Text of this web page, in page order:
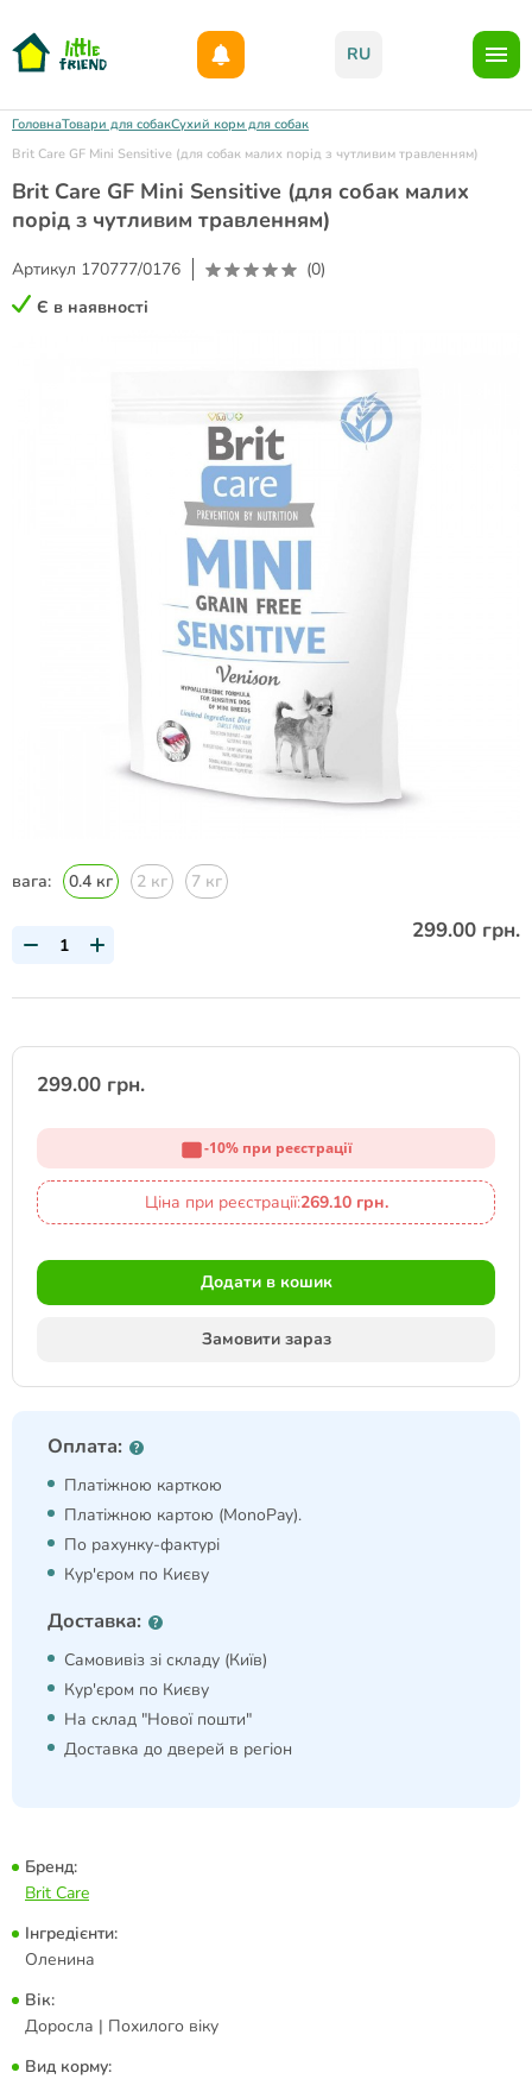
RU
ГоловнаТовари для собакСухий корм для собак
Brit Care GF Mini Sensitive (для собак малих порід з чутливим травленням)
Brit Care GF Mini Sensitive (для собак малих
порід з чутливим травленням)
Артикул 170777/0176
(0)
Є в наявності
вага: 0.4 кг 2 кг 7 кг
299.00 грн.
299.00 грн.
-10% при реєстрації
Ціна при реєстрації:269.10 грн.
Додати в кошик
Замовити зараз
Оплата:
Платіжною карткою
Платіжною картою (MonoPay).
По рахунку-фактурі
Кур'єром по Києву
Доставка:
Самовивіз зі складу (Київ)
Кур'єром по Києву
На склад "Нової пошти"
Доставка до дверей в регіон
Бренд:
Brit Care
Інгредієнти:
Оленина
Вік:
Доросла | Похилого віку
Вид корму: